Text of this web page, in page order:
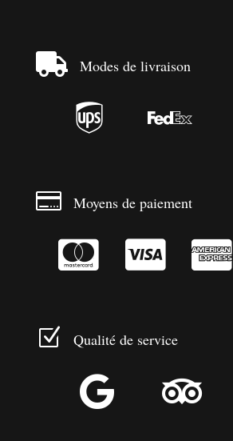
 Modes de livraison
 
 Moyens de paiement
  
Z Qualité de service
 